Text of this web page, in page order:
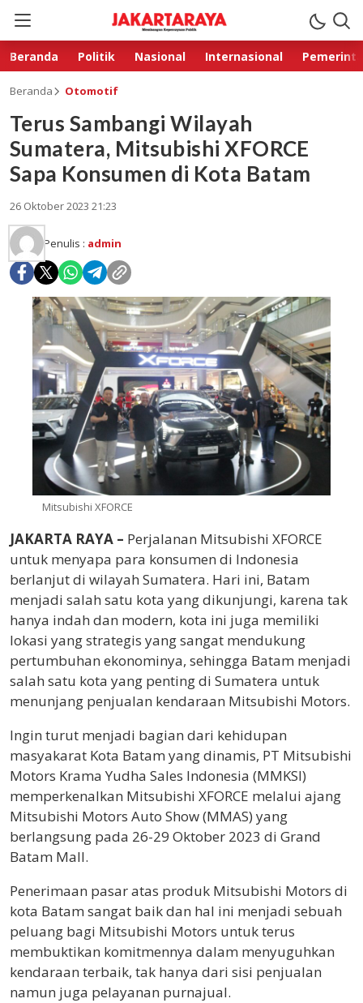
Beranda Politik Nasional Internasional
Beranda Otomotif
Terus Sambangi Wilayah
Sumatera, Mitsubishi XFORCE
Sapa Konsumen di Kota Batam
26 Oktober 2023 21:23
Penulis : admin
Mitsubishi XFORCE
JAKARTA RAYA – Perjalanan Mitsubishi XFORCE
untuk menyapa para konsumen di Indonesia
berlanjut di wilayah Sumatera. Hari ini, Batam
menjadi salah satu kota yang dikunjungi, karena tak
hanya indah dan modern, kota ini juga memiliki
lokasi yang strategis yang sangat mendukung
pertumbuhan ekonominya, sehingga Batam menjadi
salah satu kota yang penting di Sumatera untuk
menunjang penjualan kendaraan Mitsubishi Motors.
Ingin turut menjadi bagian dari kehidupan
masyakarat Kota Batam yang dinamis, PT Mitsubishi
Motors Krama Yudha Sales Indonesia (MMKSI)
memperkenalkan Mitsubishi XFORCE melalui ajang
Mitsubishi Motors Auto Show (MMAS) yang
berlangsung pada 26-29 Oktober 2023 di Grand
Batam Mall.
Penerimaan pasar atas produk Mitsubishi Motors di
kota Batam sangat baik dan hal ini menjadi sebuah
peluang bagi Mitsubishi Motors untuk terus
membuktikan komitmennya dalam menyuguhkan
kendaraan terbaik, tak hanya dari sisi penjualan
namun juga pelayanan purnajual.